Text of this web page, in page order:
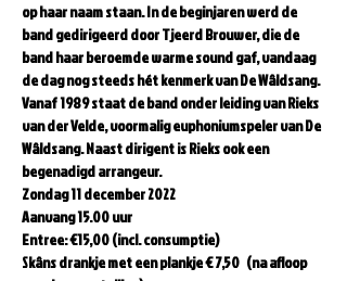
op haar naam staan. In de beginjaren werd de
band gedirigeerd door Tjeerd Brouwer, die de
band haar beroemde warme sound gaf, vandaag
de dag nog steeds hét kenmerk van De Wâldsang.
Vanaf 1989 staat de band onder leiding van Rieks
van der Velde, voormalig euphoniumspeler van De
Wâldsang. Naast dirigent is Rieks ook een
begenadigd arrangeur.
Zondag 11 december 2022
Aanvang 15.00 uur
Entree: €15,00 (incl. consumptie)
Skâns drankje met een plankje € 7,50   (na afloop